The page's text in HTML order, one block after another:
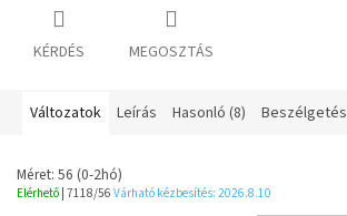
KÉRDÉS MEGOSZTÁS
Változatok Leírás Hasonló (8) Beszélgetés
Méret: 56 (0-2hó)
Elérhető | 7118/56 Várható kézbesítés: 2026.8.10